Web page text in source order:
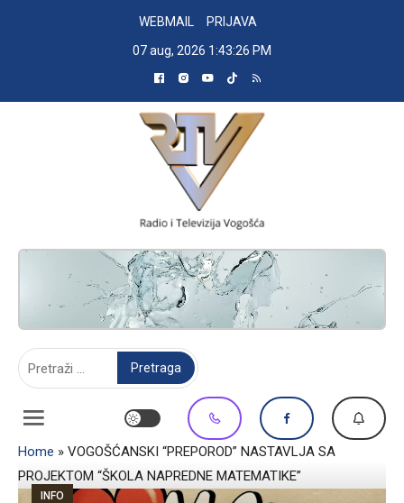
WEBMAIL
PRIJAVA
07 aug, 2026 1:43:27 PM
RADIO TELEVIZIJA VOGOŠĆA
Home » VOGOŠĆANSKI “PREPOROD” NASTAVLJA SA
PROJEKTOM “ŠKOLA NAPREDNE MATEMATIKE”
INFO